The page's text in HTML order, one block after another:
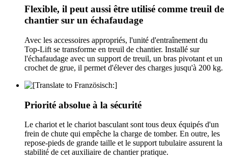
Flexible, il peut aussi être utilisé comme treuil de
chantier sur un échafaudage
Avec les accessoires appropriés, l'unité d'entraînement du
Top-Lift se transforme en treuil de chantier. Installé sur
l'échafaudage avec un support de treuil, un bras pivotant et un
crochet de grue, il permet d'élever des charges jusqu'à 200 kg.
Priorité absolue à la sécurité
Le chariot et le chariot basculant sont tous deux équipés d'un
frein de chute qui empêche la charge de tomber. En outre, les
repose-pieds de grande taille et le support tubulaire assurent la
stabilité de cet auxiliaire de chantier pratique.